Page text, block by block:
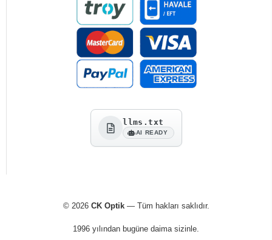
llms.txt
AI READY
© 2026 CK Optik— Tüm hakları saklıdır.
1996 yılından bugüne daima sizinle.